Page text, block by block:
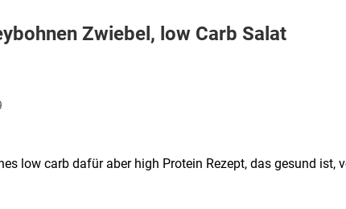
Zwiebel, low Carb Salat
low carb dafür aber high Protein Rezept, das gesund